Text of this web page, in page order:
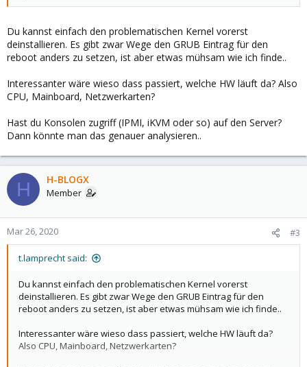
Du kannst einfach den problematischen Kernel vorerst
deinstallieren. Es gibt zwar Wege den GRUB Eintrag für den
reboot anders zu setzen, ist aber etwas mühsam wie ich finde..
Interessanter wäre wieso dass passiert, welche HW läuft da? Also
CPU, Mainboard, Netzwerkarten?
Hast du Konsolen zugriff (IPMI, iKVM oder so) auf den Server?
Dann könnte man das genauer analysieren..
H H-BLOGX
Member
Mar 26, 2020 #3
t.lamprecht said:
Du kannst einfach den problematischen Kernel vorerst
deinstallieren. Es gibt zwar Wege den GRUB Eintrag für den
reboot anders zu setzen, ist aber etwas mühsam wie ich finde..
Interessanter wäre wieso dass passiert, welche HW läuft da?
Also CPU, Mainboard, Netzwerkarten?